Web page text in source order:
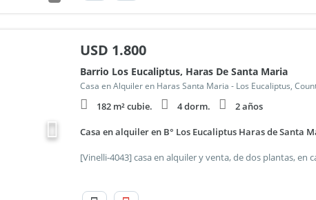
USD 1.800
Barrio Los Eucaliptus, Haras De Santa Maria
Casa en Alquiler en Haras Santa Maria - Los Eucaliptus,
182 m² cubie. 4 dorm. 2 años
Casa en alquiler en B° Los Eucaliptus Haras de Santa